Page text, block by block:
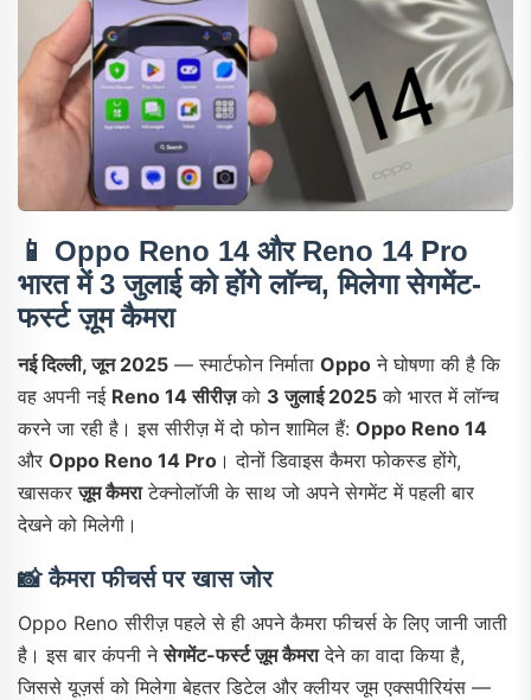
📱 Oppo Reno 14 और Reno 14 Pro
भारत में 3 जुलाई को होंगे लॉन्च, मिलेगा सेगमेंट-
फर्स्ट ज़ूम कैमरा
नई दिल्ली, जून 2025 — स्मार्टफोन निर्माता Oppo ने घोषणा की है कि
वह अपनी नई Reno 14 सीरीज़को 3 जुलाई 2025 को भारत में लॉन्च
करने जा रही है। इस सीरीज़ में दो फोन शामिल हैं: Oppo Reno 14
और Oppo Reno 14 Pro । दोनों डिवाइस कैमरा फोकस्ड होंगे,
खासकरज़ूम कैमराटेक्नोलॉजी के साथ जो अपने सेगमेंट में पहली बार
देखने को मिलेगी।
📸कैमरा फीचर्स पर खास जोर
Oppo Reno सीरीज़ पहले से ही अपने कैमरा फीचर्स के लिए जानी जाती
है। इस बार कंपनी नेसेगमेंट-फर्स्ट ज़ूम कैमरादेने का वादा किया है,
जिससे यूज़र्स को मिलेगा बेहतर डिटेल और क्लीयर जूम एक्सपीरियंस —